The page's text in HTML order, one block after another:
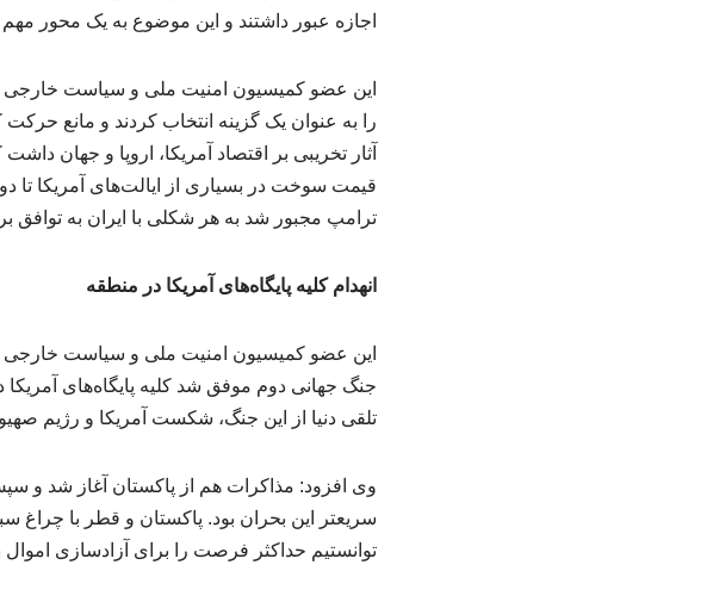
اجازه عبور داشتند و این موضوع به یک محور
این عضو کمیسیون امنیت ملی و سیاست خارجی
را به عنوان یک گزینه انتخاب کردند و مانع
آثار تخریبی بر اقتصاد آمریکا، اروپا و جهان
قیمت سوخت در بسیاری از ایالت‌های آمریکا تا
ترامپ مجبور شد به هر شکلی با ایران به توافق
انهدام کلیه پایگاه‌های آمریکا در منطقه
این عضو کمیسیون امنیت ملی و سیاست خارجی
جنگ جهانی دوم موفق شد کلیه پایگاه‌های
تلقی دنیا از این جنگ، شکست آمریکا و رژیم
وی افزود: مذاکرات هم از پاکستان آغاز شد و
سریعتر این بحران بود. پاکستان و قطر با چراغ
توانستیم حداکثر فرصت را برای آزادسازی اموال بلوکه شده و رفع